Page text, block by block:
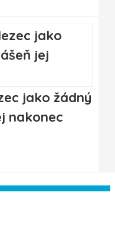
jako žádný
nakonec